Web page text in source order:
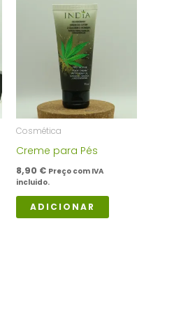
Cosmética
Creme para Pés
8,90 € Preço com IVA
incluido.
ADICIONAR